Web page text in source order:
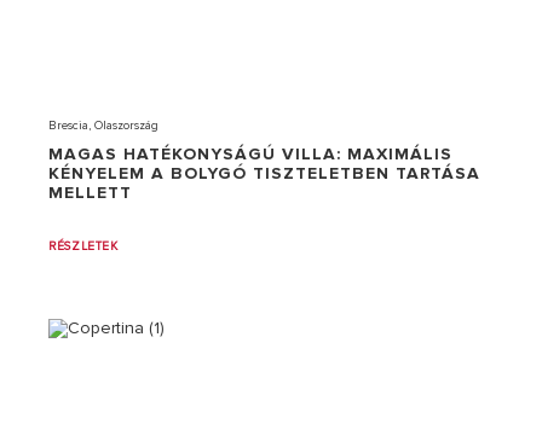
Brescia, Olaszország
MAGAS HATÉKONYSÁGÚ VILLA: MAXIMÁLIS
KÉNYELEM A BOLYGÓ TISZTELETBEN TARTÁSA
MELLETT
RÉSZLETEK